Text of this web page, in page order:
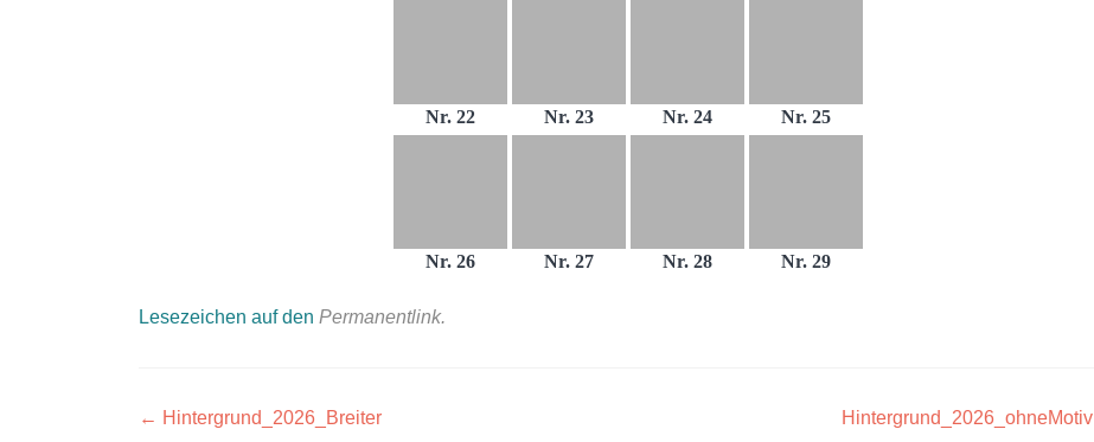
Nr. 22 Nr. 23 Nr. 24 Nr. 25
Nr. 26 Nr. 27 Nr. 28 Nr. 29
Lesezeichen auf den Permanentlink.
Beitragsnavigation
← Hintergrund_2026_Breiter Hintergrund_2026_ohneMotiv